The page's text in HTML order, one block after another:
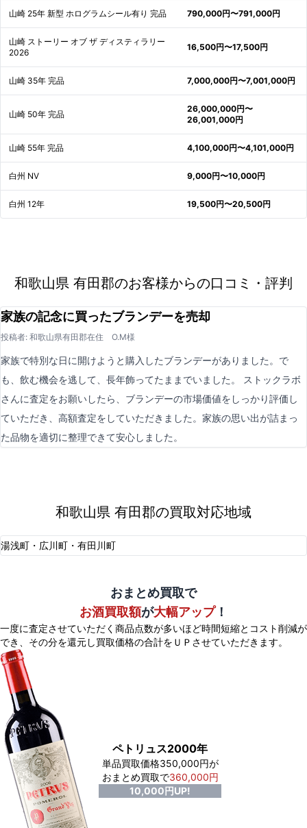
山崎 25年 新型 ホログラムシール有り 完品 790,000円〜791,000円
山崎 ストーリー オブ ザ ディスティラリー
2026
16,500円〜17,500円
山崎 35年 完品 7,000,000円〜7,001,000円
山崎 50年 完品
26,000,000円〜
26,001,000円
山崎 55年 完品 4,100,000円〜4,101,000円
白州 NV 9,000円〜10,000円
白州 12年 19,500円〜20,500円
和歌山県 有田郡のお客様からの口コミ・評判
家族の記念に買ったブランデーを売却
投稿者: 和歌山県有田郡在住 O.M様
家族で特別な日に開けようと購入したブランデーがありました。で
も、飲む機会を逃して、長年飾ってたままでいました。 ストックラボ
さんに査定をお願いしたら、ブランデーの市場価値をしっかり評価し
ていただき、高額査定をしていただきました。家族の思い出が詰まっ
た品物を適切に整理できて安心しました。
和歌山県 有田郡の買取対応地域
湯浅町・広川町・有田川町
おまとめ買取で
お酒買取額が大幅アップ！
一度に査定させていただく商品点数が多いほど時間短縮とコスト削減が
でき、 その分を還元し買取価格の合計をＵＰさせていただきます。
ペトリュス2000年
単品買取価格350,000円が
おまとめ買取で360,000円
10,000円UP!